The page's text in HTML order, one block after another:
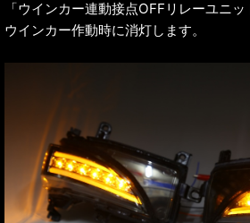
「ウインカー連動接点OFFリレーユニ
ウインカー作動時に消灯します。